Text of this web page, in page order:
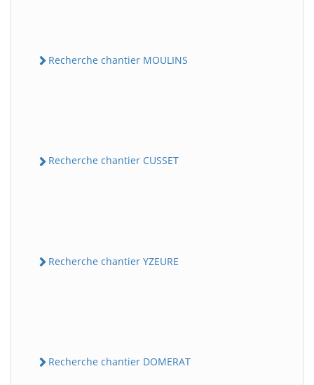
Recherche chantier MOULINS
Recherche chantier CUSSET
Recherche chantier YZEURE
Recherche chantier DOMERAT